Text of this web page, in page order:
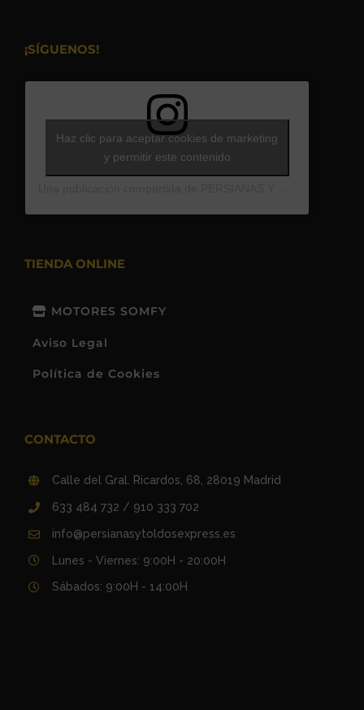
¡SÍGUENOS!
Haz clic para aceptar cookies de marketing
y permitir este contenido
TIENDA ONLINE
MOTORES SOMFY
Aviso Legal
Política de Cookies
CONTACTO
Calle del Gral. Ricardos, 68, 28019 Madrid
633 484 732 / 910 333 702
info@persianasytoldosexpress.es
Lunes - Viernes: 9:00H - 20:00H
Sábados: 9:00H - 14:00H